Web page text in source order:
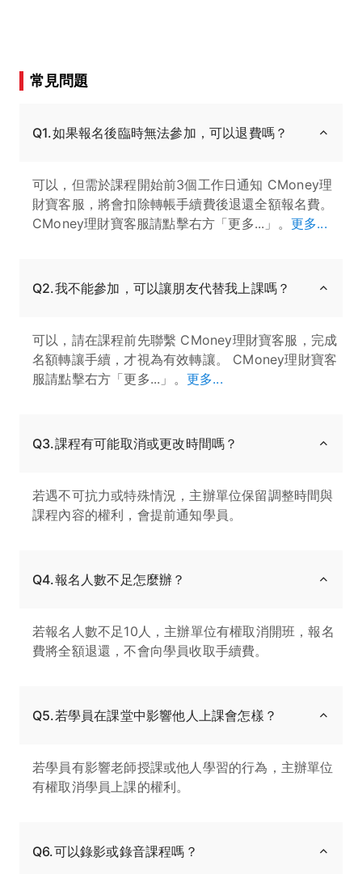
常見問題
Q1.如果報名後臨時無法參加，可以退費嗎？
可以，但需於課程開始前3個工作日通知 CMoney理
財寶客服，將會扣除轉帳手續費後退還全額報名費。
CMoney理財寶客服請點擊右方「更多...」。 更多...
Q2.我不能參加，可以讓朋友代替我上課嗎？
可以，請在課程前先聯繫 CMoney理財寶客服，完成
名額轉讓手續，才視為有效轉讓。 CMoney理財寶客
服請點擊右方「更多...」。 更多...
Q3.課程有可能取消或更改時間嗎？
若遇不可抗力或特殊情況，主辦單位保留調整時間與
課程內容的權利，會提前通知學員。
Q4.報名人數不足怎麼辦？
若報名人數不足10人，主辦單位有權取消開班，報名
費將全額退還，不會向學員收取手續費。
Q5.若學員在課堂中影響他人上課會怎樣？
若學員有影響老師授課或他人學習的行為，主辦單位
有權取消學員上課的權利。
Q6.可以錄影或錄音課程嗎？